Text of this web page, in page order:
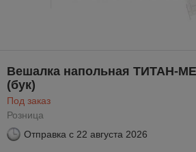
Вешалка напольная ТИТАН-
(бук)
Под заказ
Розница
Отправка с 22 августа 2026